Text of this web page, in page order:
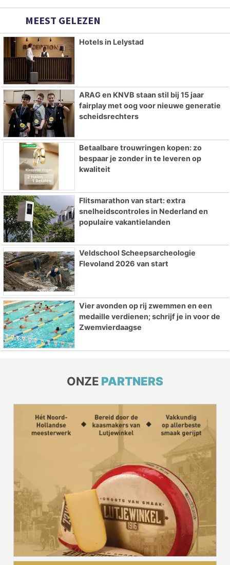
MEEST GELEZEN
Hotels in Lelystad
ARAG en KNVB staan stil bij 15 jaar
fairplay met oog voor nieuwe generatie
scheidsrechters
Betaalbare trouwringen kopen: zo
bespaar je zonder in te leveren op
kwaliteit
Flitsmarathon van start: extra
snelheidscontroles in Nederland en
populaire vakantielanden
Veldschool Scheepsarcheologie
Flevoland 2026 van start
Vier avonden op rij zwemmen en een
medaille verdienen; schrijf je in voor de
Zwemvierdaagse
ONZE PARTNERS